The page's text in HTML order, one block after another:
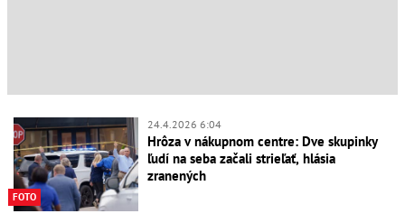
FOTO
24.4.2026 6:04
Hrôza v nákupnom centre: Dve skupinky
ľudí na seba začali strieľať, hlásia
zranených